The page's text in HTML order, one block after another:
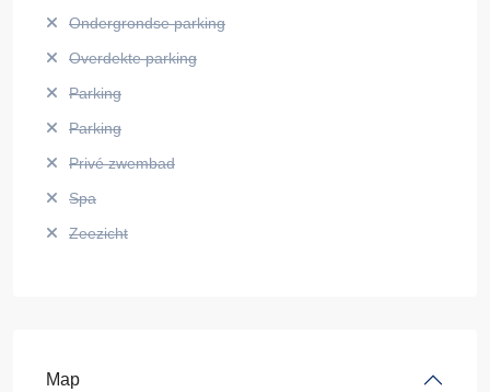
Ondergrondse parking
Overdekte parking
Parking
Parking
Privé zwembad
Spa
Zeezicht
Map